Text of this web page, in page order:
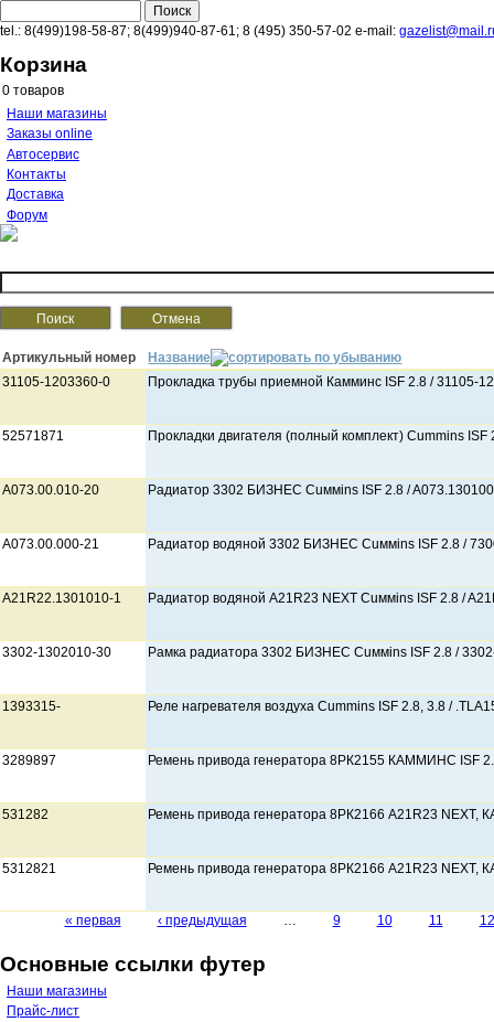
Перейти к основному содержанию
Форма поиска
tel.: 8(499)198-58-87; 8(499)940-87-61; 8 (495) 350-57-02 e-mail:
Корзина
0 товаров
Наши магазины
Заказы online
Автосервис
Контакты
Доставка
Форум
Артикульный номер
Название
31105-1203360-0
Прокладка трубы приемной Камминс ISF 2.8 / 31105-
52571871 Прокладки двигателя (полный комплект) Cummins ISF
А073.00.010-20 Радиатор 3302 БИЗНЕС Cuммins ISF 2.8 /
А073.00.000-21 Радиатор водяной 3302 БИЗНЕС Cuммins ISF 2.8 /
A21R22.1301010-1 Радиатор водяной A21R23 NEXT Cuммins ISF 2.8 /
3302-1302010-30 Рамка радиатора 3302 БИЗНЕС Cuммins ISF 2.8 /
1393315- Реле нагревателя воздуха Cummins ISF 2.8, 3.8 /
3289897 Ремень привода генератора 8РК2155 КАММИНС ISF
531282 Ремень привода генератора 8РК2166 А21R23
5312821 Ремень привода генератора 8РК2166 А21R23
« первая ‹ предыдущая … 9 10 11 12
Основные ссылки футер
Наши магазины
Прайс-лист